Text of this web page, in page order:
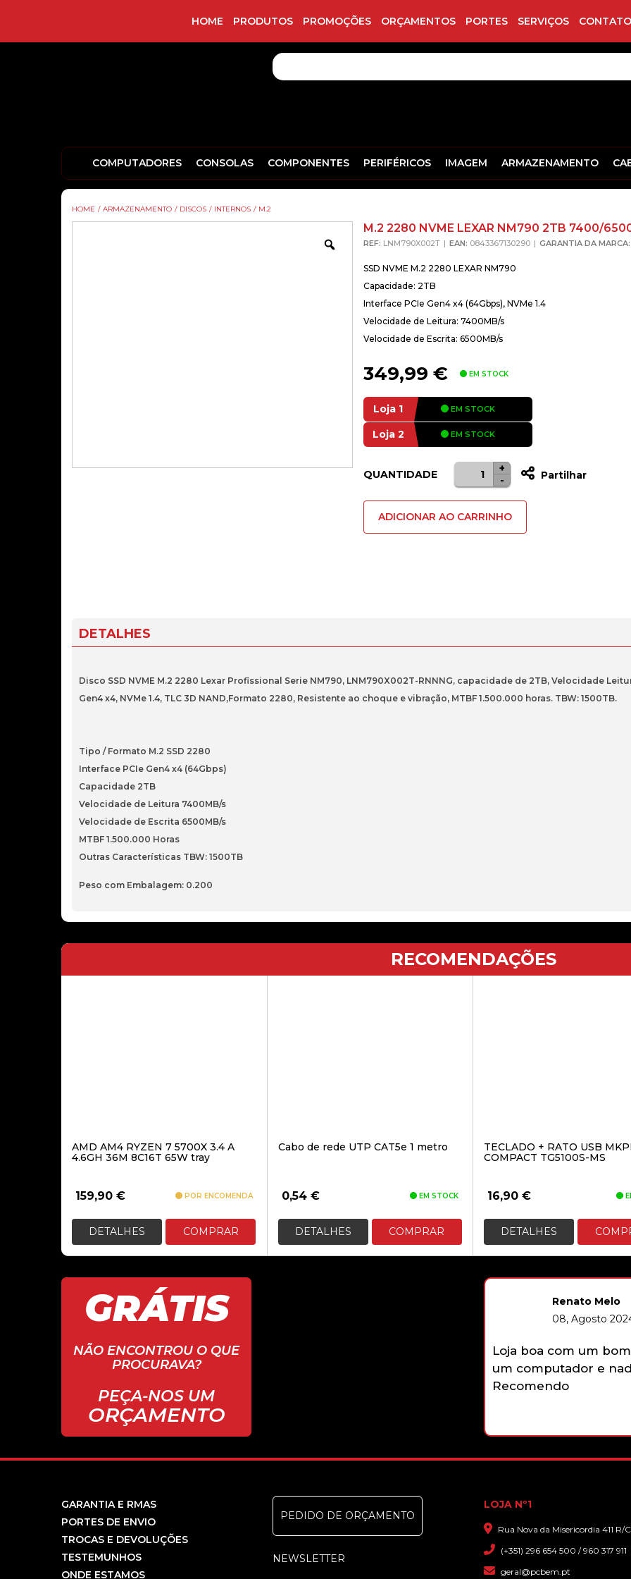
HOME PRODUTOS PROMOÇÕES ORÇAMENTOS PORTES SERVIÇOS
COMPUTADORES CONSOLAS COMPONENTES PERIFÉRICOS IMAGEM ARMAZENAMENTO
HOME / ARMAZENAMENTO / DISCOS / INTERNOS / M.2
Zoom
M.2 2280 NVME LEXAR NM790 2TB 7400/
REF: LNM790X002T EAN: 0843367130290 GARANTIA DA MARCA:
SSD NVME M.2 2280 LEXAR NM790
Capacidade: 2TB
Interface PCIe Gen4 x4 (64Gbps), NVMe 1.4
Velocidade de Leitura: 7400MB/s
Velocidade de Escrita: 6500MB/s
349,99 € EM STOCK
Loja 1 EM STOCK
Loja 2 EM STOCK
QUANTIDADE
Quantidade
de
M.2
2280
-
+
Partilhar
ADICIONAR AO CARRINHO
DETALHES
Disco SSD NVME M.2 2280 Lexar Profissional Serie NM790, LNM790X002T-RNNNG, capacidade de 2TB, Velocidade
Gen4 x4, NVMe 1.4, TLC 3D NAND,Formato 2280, Resistente ao choque e vibração, MTBF 1.500.000 horas. TBW: 1500TB.
Tipo / Formato M.2 SSD 2280
Interface PCIe Gen4 x4 (64Gbps)
Capacidade 2TB
Velocidade de Leitura 7400MB/s
Velocidade de Escrita 6500MB/s
MTBF 1.500.000 Horas
Outras Características TBW: 1500TB
Peso com Embalagem: 0.200
RECOMENDAÇÕES
AMD AM4 RYZEN 7 5700X 3.4 A
4.6GH 36M 8C16T 65W tray
159,90 € POR ENCOMENDA
DETALHES COMPRAR
Cabo de rede UTP CAT5e 1 metro
0,54 € EM STOCK
DETALHES COMPRAR
TECLADO + RATO USB
COMPACT TG5100S-MS
16,90 €
DETALHES
GRÁTIS
NÃO ENCONTROU O QUE
PROCURAVA?
PEÇA-NOS UM
ORÇAMENTO
Renato Melo
08, Agosto
Loja boa com um
um computador e
Recomendo
GARANTIA E RMAS
PORTES DE ENVIO
TROCAS E DEVOLUÇÕES
TESTEMUNHOS
ONDE ESTAMOS
PEDIDO DE ORÇAMENTO
NEWSLETTER
LOJA Nº1
Rua Nova da Misericordia 411 R/
(+351) 296 654 500 / 960 317 911
geral@pcbem.pt